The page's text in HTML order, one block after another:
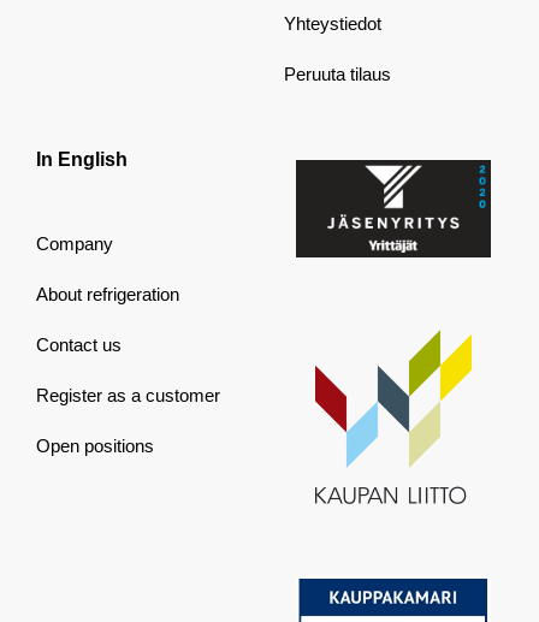
Yhteystiedot
Peruuta tilaus
In English
Company
About refrigeration
Contact us
Register as a customer
Open positions